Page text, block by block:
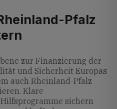
Pfalz
zur Finanzierung der
und Sicherheit Europas
auch Rheinland-Pfalz
Klare
sichern